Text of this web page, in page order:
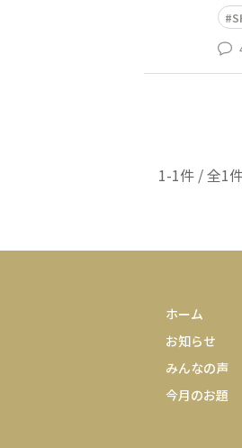
1-1件 / 全1
ホーム
お知らせ
みんなの声
今月のお題